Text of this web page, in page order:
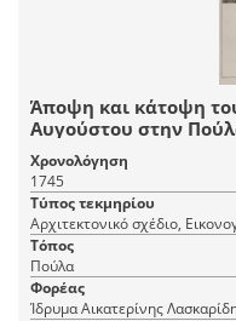
Άποψη και κάτοψη
Αυγούστου στην
Χρονολόγηση
1745
Τύπος τεκμηρίου
Αρχιτεκτονικό σχέδιο,
Τόπος
Πούλα
Φορέας
Ίδρυμα Αικατερίνης